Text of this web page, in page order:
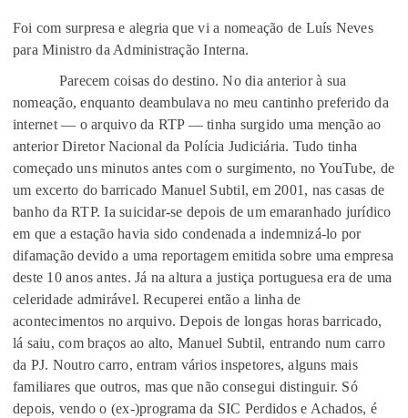
Foi com surpresa e alegria que vi a nomeação de Luís Neves
para Ministro da Administração Interna.
Parecem coisas do destino. No dia anterior à sua
nomeação, enquanto deambulava no meu cantinho preferido da
internet — o arquivo da RTP — tinha surgido uma menção ao
anterior Diretor Nacional da Polícia Judiciária. Tudo tinha
começado uns minutos antes com o surgimento, no YouTube, de
um excerto do barricado Manuel Subtil, em 2001, nas casas de
banho da RTP. Ia suicidar-se depois de um emaranhado jurídico
em que a estação havia sido condenada a indemnizá-lo por
difamação devido a uma reportagem emitida sobre uma empresa
deste 10 anos antes. Já na altura a justiça portuguesa era de uma
celeridade admirável. Recuperei então a linha de
acontecimentos no arquivo. Depois de longas horas barricado,
lá saiu, com braços ao alto, Manuel Subtil, entrando num carro
da PJ. Noutro carro, entram vários inspetores, alguns mais
familiares que outros, mas que não consegui distinguir. Só
depois, vendo o (ex-)programa da SIC Perdidos e Achados, é